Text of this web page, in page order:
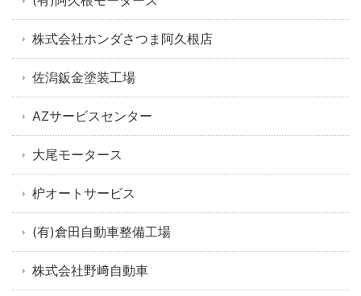
株式会社ホンダさつま阿久根店
佐潟鈑金塗装工場
AZサービスセンター
大尾モータース
枦オートサービス
(有)倉田自動車整備工場
株式会社野﨑自動車